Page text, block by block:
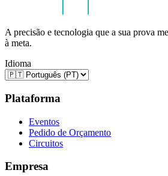
A precisão e tecnologia que a sua prova
à meta.
Idioma
Plataforma
Eventos
Pedido de Orçamento
Circuitos
Empresa